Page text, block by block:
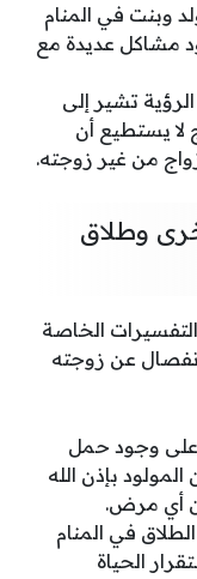
وبنت في المنام
مشاكل عديدة مع
تشير إلى
لا يستطيع أن
من غير زوجته.
وطلاق
الخاصة
عن زوجته
على وجود حمل
بإذن الله
أي مرض.
في المنام
الحياة